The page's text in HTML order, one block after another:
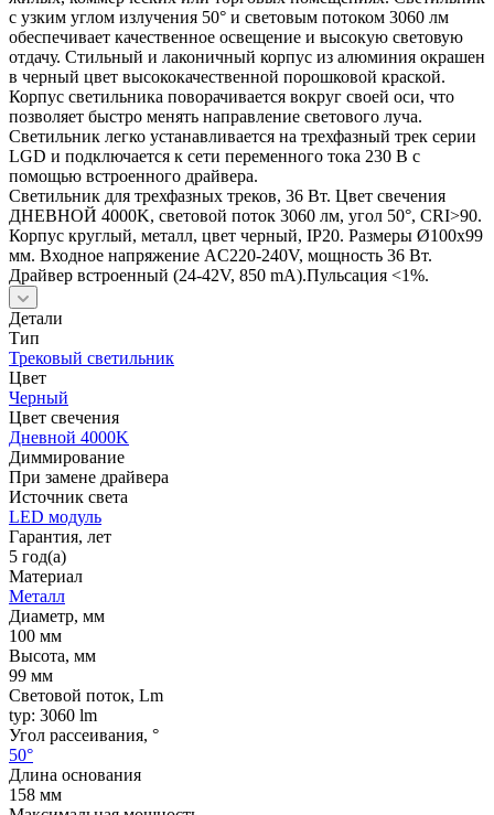
с узким углом излучения 50° и световым потоком 3060 лм
обеспечивает качественное освещение и высокую световую
отдачу. Стильный и лаконичный корпус из алюминия окрашен
в черный цвет высококачественной порошковой краской.
Корпус светильника поворачивается вокруг своей оси, что
позволяет быстро менять направление светового луча.
Светильник легко устанавливается на трехфазный трек серии
LGD и подключается к сети переменного тока 230 В с
помощью встроенного драйвера.
Светильник для трехфазных треков, 36 Вт. Цвет свечения
ДНЕВНОЙ 4000K, световой поток 3060 лм, угол 50°, CRI>90.
Корпус круглый, металл, цвет черный, IP20. Размеры Ø100x99
мм. Входное напряжение AC220-240V, мощность 36 Вт.
Драйвер встроенный (24-42V, 850 mA).Пульсация <1%.
Детали
Тип
Трековый светильник
Цвет
Черный
Цвет свечения
Дневной 4000K
Диммирование
При замене драйвера
Источник cвета
LED модуль
Гарантия, лет
5 год(а)
Материал
Металл
Диаметр, мм
100 мм
Высота, мм
99 мм
Световой поток, Lm
typ: 3060 lm
Угол рассеивания, °
50°
Длина основания
158 мм